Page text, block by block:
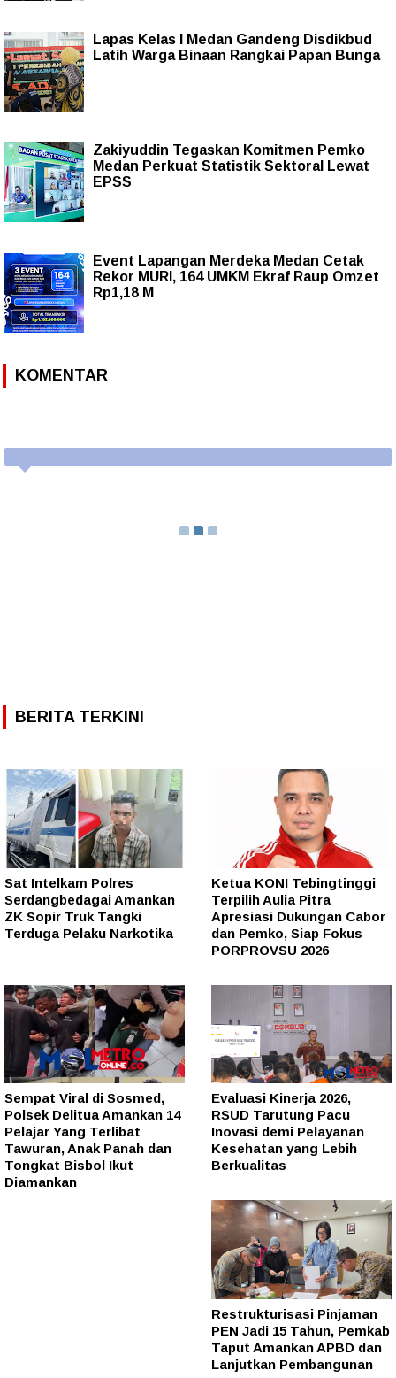
Lapas Kelas I Medan Gandeng Disdikbud
Latih Warga Binaan Rangkai Papan Bunga
Zakiyuddin Tegaskan Komitmen Pemko
Medan Perkuat Statistik Sektoral Lewat
EPSS
Event Lapangan Merdeka Medan Cetak
Rekor MURI, 164 UMKM Ekraf Raup Omzet
Rp1,18 M
KOMENTAR
BERITA TERKINI
Sat Intelkam Polres
Serdangbedagai Amankan
ZK Sopir Truk Tangki
Terduga Pelaku Narkotika
Ketua KONI Tebingtinggi
Terpilih Aulia Pitra
Apresiasi Dukungan Cabor
dan Pemko, Siap Fokus
PORPROVSU 2026
Sempat Viral di Sosmed,
Polsek Delitua Amankan 14
Pelajar Yang Terlibat
Tawuran, Anak Panah dan
Tongkat Bisbol Ikut
Diamankan
Evaluasi Kinerja 2026,
RSUD Tarutung Pacu
Inovasi demi Pelayanan
Kesehatan yang Lebih
Berkualitas
Restrukturisasi Pinjaman
PEN Jadi 15 Tahun, Pemkab
Taput Amankan APBD dan
Lanjutkan Pembangunan